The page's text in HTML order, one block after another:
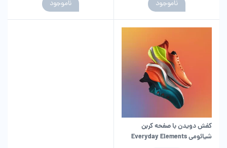
ناموجود
ناموجود
کفش دویدن با صفحه کربن
شیائومی Everyday Elements